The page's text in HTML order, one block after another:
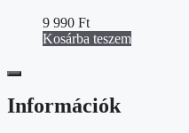
9 990 Ft
Kosárba teszem
Információk